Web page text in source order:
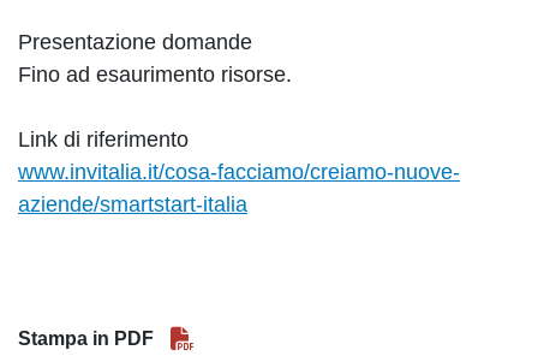
Presentazione domande
Fino ad esaurimento risorse.
Link di riferimento
www.invitalia.it/cosa-facciamo/creiamo-nuove-
aziende/smartstart-italia
Stampa in PDF